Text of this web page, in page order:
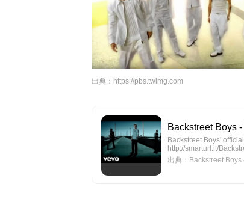
出典： https://pbs.twimg.com
Backstreet Boys
Backstreet Boys'
http://smarturl.it/
出典：Backstreet